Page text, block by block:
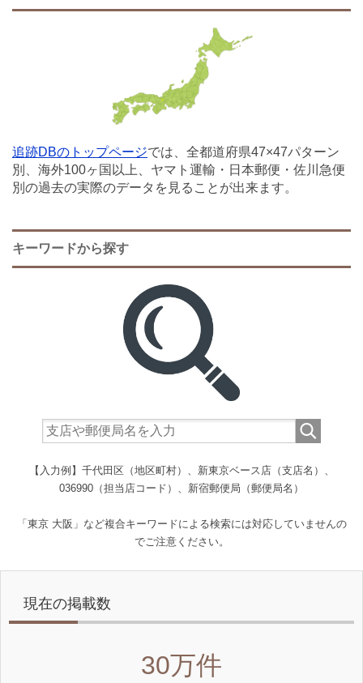
追跡DBのトップページでは、全都道府県47×47パターン
別、海外100ヶ国以上、ヤマト運輸・日本郵便・佐川急便
別の過去の実際のデータを見ることが出来ます。
キーワードから探す
【入力例】千代田区（地区町村）、新東京ベース店（支店名）、
036990（担当店コード）、新宿郵便局（郵便局名）
「東京 大阪」など複合キーワードによる検索には対応していませんの
でご注意ください。
現在の掲載数
30万件